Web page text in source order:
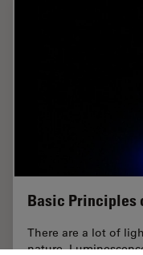
Basic Principles
There are a lot of
nature.